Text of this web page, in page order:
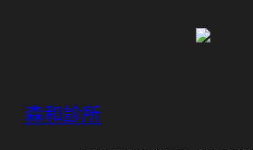
森和診所